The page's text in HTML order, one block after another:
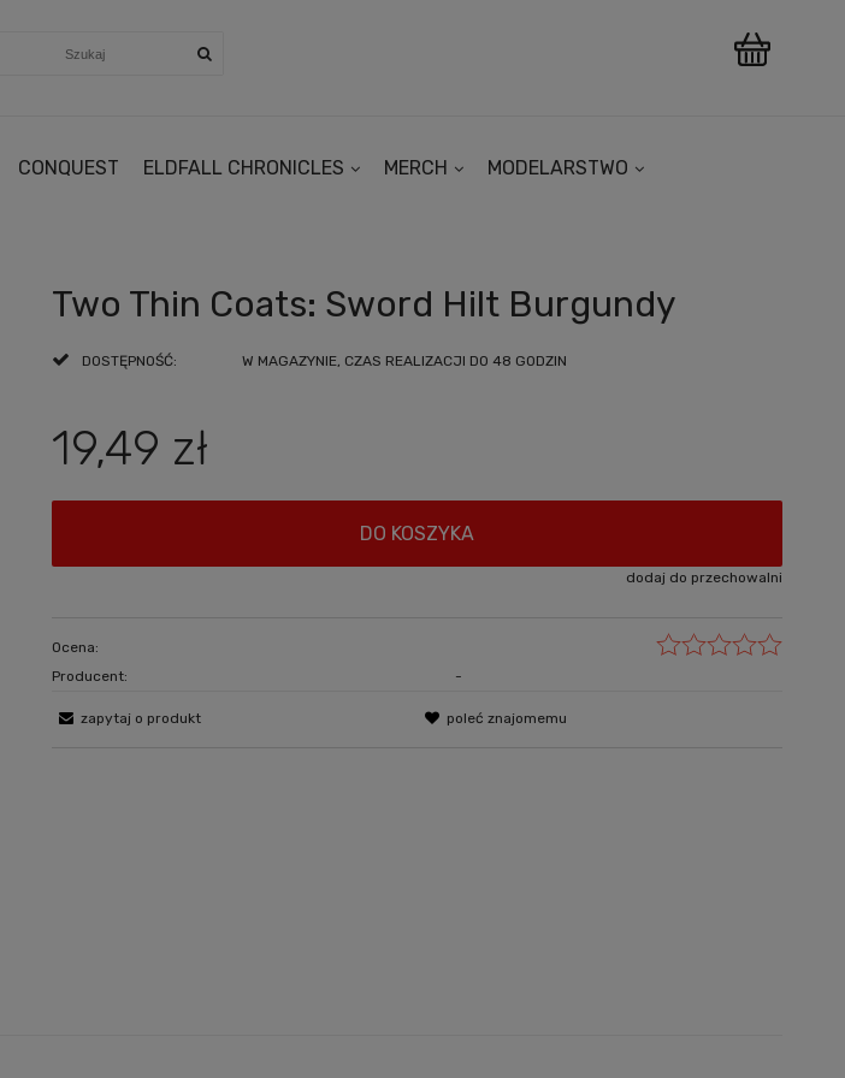
CONQUEST ELDFALL CHRONICLES MERCH MODELARSTWO
Two Thin Coats: Sword Hilt Burgundy
DOSTĘPNOŚĆ: W MAGAZYNIE, CZAS REALIZACJI DO 48 GODZIN
19,49 zł
DO KOSZYKA
dodaj do przechowalni
Ocena:
Producent:
-
zapytaj o produkt poleć znajomemu